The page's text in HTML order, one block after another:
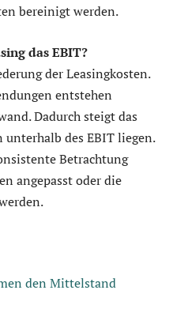
bereinigt werden.
das EBIT?
der Leasingkosten.
entstehen
Dadurch steigt das
des EBIT liegen.
Betrachtung
angepasst oder die
den Mittelstand